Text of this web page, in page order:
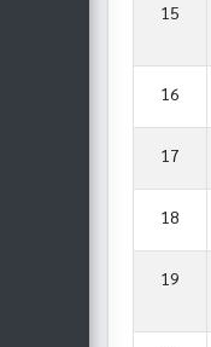
15
16
17
18
19